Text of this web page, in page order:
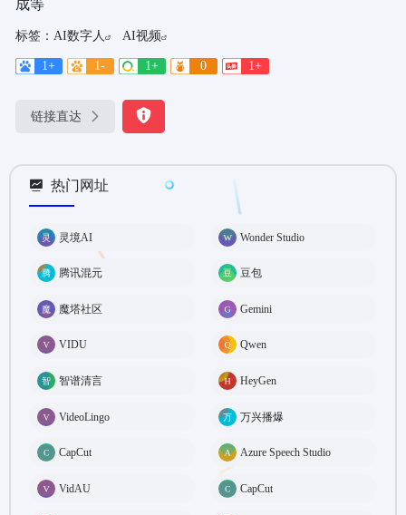
成等
标签： AI数字人 AI视频
1+ 1- 1+ 0 1+
链接直达
热门网址
灵境AI Wonder Studio
腾讯混元 豆包
魔塔社区 Gemini
VIDU Qwen
智谱清言 HeyGen
VideoLingo 万兴播爆
CapCut Azure Speech Studio
VidAU CapCut